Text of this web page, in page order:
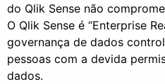
do Qlik Sense não
O Qlik Sense é “Enterprise
governança de dados
pessoas com a devida
dados.